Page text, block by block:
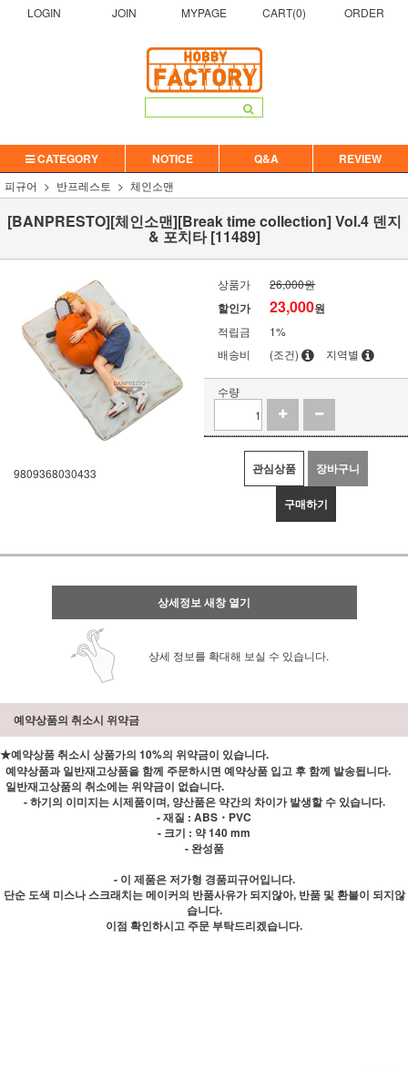
LOGIN JOIN MYPAGE CART(0) ORDER
CATEGORY NOTICE Q&A REVIEW
피규어 반프레스토 체인소맨
[BANPRESTO][체인소맨][Break time collection] Vol.4 덴지
& 포치타 [11489]
9809368030433
상품가 26,000원
할인가 23,000원
적립금
1%
배송비
(조건) 지역별
수량
관심상품 장바구니
구매하기
상세정보 새창 열기
상세 정보를 확대해 보실 수 있습니다.
예약상품의 취소시 위약금
★예약상품 취소시 상품가의 10%의 위약금이 있습니다.
예약상품과 일반재고상품을 함께 주문하시면 예약상품 입고 후 함께 발송됩니다.
일반재고상품의 취소에는 위약금이 없습니다.
- 하기의 이미지는 시제품이며, 양산품은 약간의 차이가 발생할 수 있습니다.
- 재질 : ABS・PVC
- 크기 : 약 140 mm
- 완성품
- 이 제품은 저가형 경품피규어입니다.
단순 도색 미스나 스크래치는 메이커의 반품사유가 되지않아, 반품 및 환불이 되지않
습니다.
이점 확인하시고 주문 부탁드리겠습니다.